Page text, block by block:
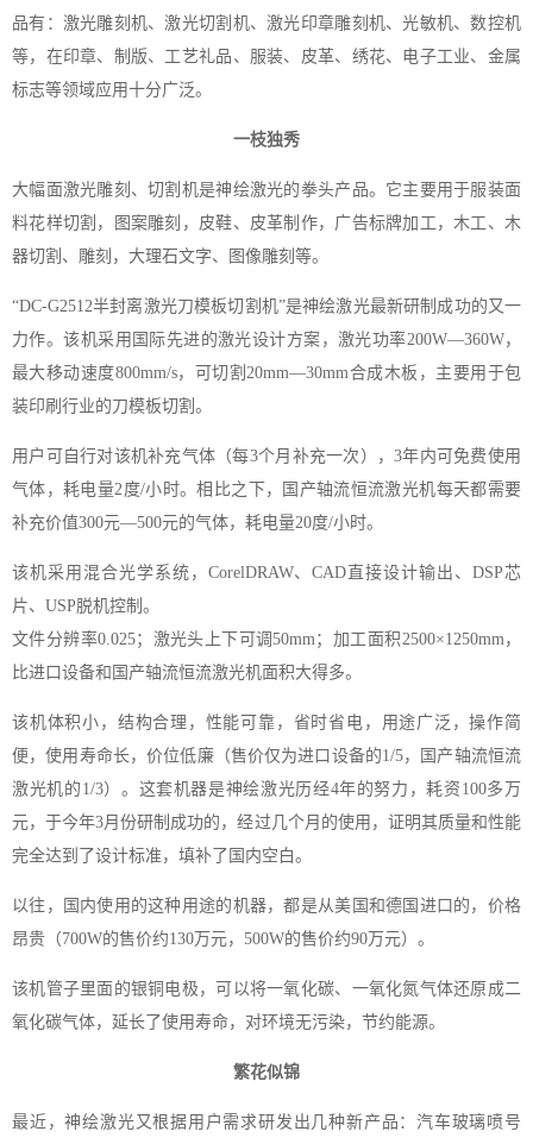
品有：激光雕刻机、激光切割机、激光印章雕刻机、光敏机、数控机
等，在印章、制版、工艺礼品、服装、皮革、绣花、电子工业、金属
标志等领域应用十分广泛。
一枝独秀
大幅面激光雕刻、切割机是神绘激光的拳头产品。它主要用于服装面
料花样切割，图案雕刻，皮鞋、皮革制作，广告标牌加工，木工、木
器切割、雕刻，大理石文字、图像雕刻等。
“DC-G2512半封离激光刀模板切割机”是神绘激光最新研制成功的又一
力作。该机采用国际先进的激光设计方案，激光功率200W—360W，
最大移动速度800mm/s，可切割20mm—30mm合成木板，主要用于包
装印刷行业的刀模板切割。
用户可自行对该机补充气体（每3个月补充一次），3年内可免费使用
气体，耗电量2度/小时。相比之下，国产轴流恒流激光机每天都需要
补充价值300元—500元的气体，耗电量20度/小时。
该机采用混合光学系统，CorelDRAW、CAD直接设计输出、DSP芯
片、USP脱机控制。
文件分辨率0.025；激光头上下可调50mm；加工面积2500×1250mm，
比进口设备和国产轴流恒流激光机面积大得多。
该机体积小，结构合理，性能可靠，省时省电，用途广泛，操作简
便，使用寿命长，价位低廉（售价仅为进口设备的1/5，国产轴流恒流
激光机的1/3）。这套机器是神绘激光历经4年的努力，耗资100多万
元，于今年3月份研制成功的，经过几个月的使用，证明其质量和性能
完全达到了设计标准，填补了国内空白。
以往，国内使用的这种用途的机器，都是从美国和德国进口的，价格
昂贵（700W的售价约130万元，500W的售价约90万元）。
该机管子里面的银铜电极，可以将一氧化碳、一氧化氮气体还原成二
氧化碳气体，延长了使用寿命，对环境无污染，节约能源。
繁花似锦
最近，神绘激光又根据用户需求研发出几种新产品：汽车玻璃喷号